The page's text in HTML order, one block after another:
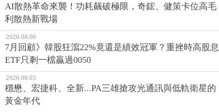
AI散熱革命來襲！功耗飆破極限，奇鋐、健策卡位高毛
利散熱新戰場
2026.08.06
7月回顧》韓股狂瀉22%竟還是績效冠軍？重挫時高股息
ETF只剩一檔贏過0050
2026.08.05
穩懋、宏捷科、全新...PA三雄搶攻光通訊與低軌衛星的
黃金年代